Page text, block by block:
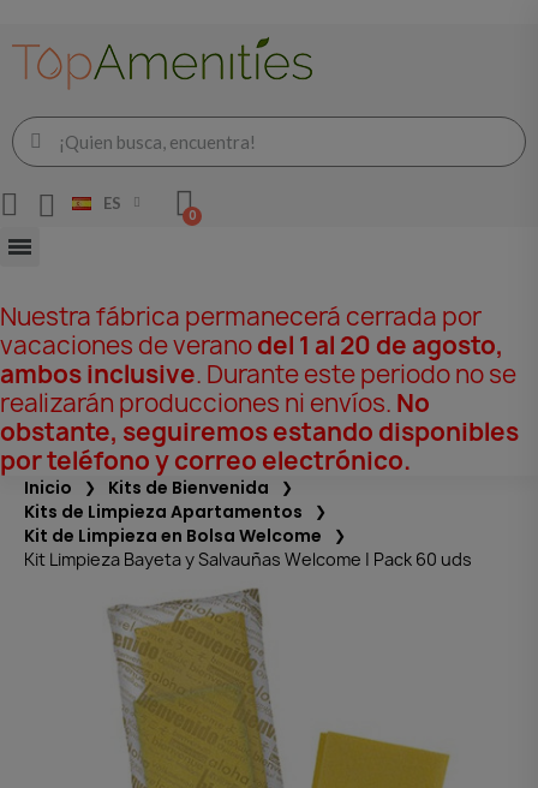
ES
Nuestra fábrica permanecerá cerrada por
vacaciones de veranodel 1 al 20 de agosto,
ambos inclusive. Durante este periodo no se
realizarán producciones ni envíos. No
obstante, seguiremos estando disponibles
por teléfono y correo electrónico.
Inicio
Kits de Bienvenida
Kits de Limpieza Apartamentos
Kit de Limpieza en Bolsa Welcome
Kit Limpieza Bayeta y Salvauñas Welcome | Pack 60 uds